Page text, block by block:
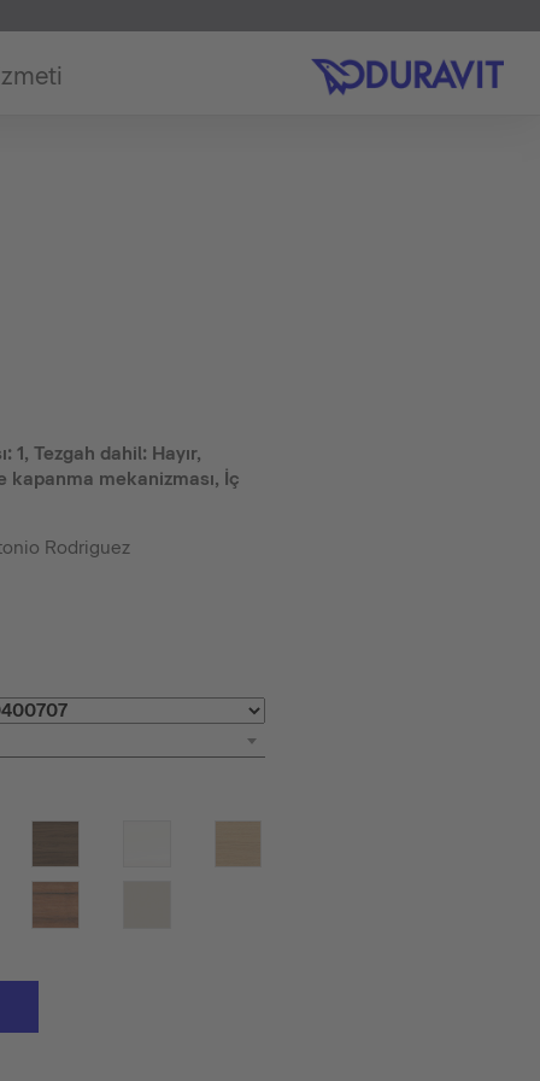
1, Tezgah dahil: Hayır,
kapanma mekanizması, İç
Rodriguez